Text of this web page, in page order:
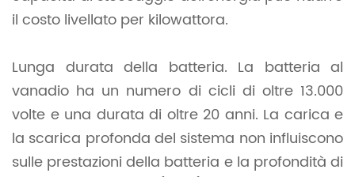
il costo livellato per kilowattora.
Lunga durata della batteria. La batteria al
vanadio ha un numero di cicli di oltre 13.000
volte e una durata di oltre 20 anni. La carica e
la scarica profonda del sistema non influiscono
sulle prestazioni della batteria e la profondità di